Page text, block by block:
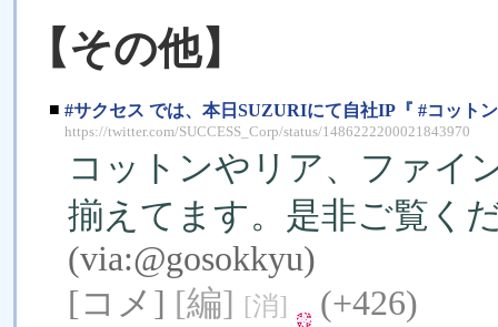
【その他】
■ #サクセス では、本日SUZURIにて自社IP『 #コット
https://twitter.com/SUCCESS_Corp/status/1486222200021843970
コットンやリア、ファイ
揃えてます。是非ご覧く
(via:@gosokkyu)
[コメ] [編] [消] (+426)